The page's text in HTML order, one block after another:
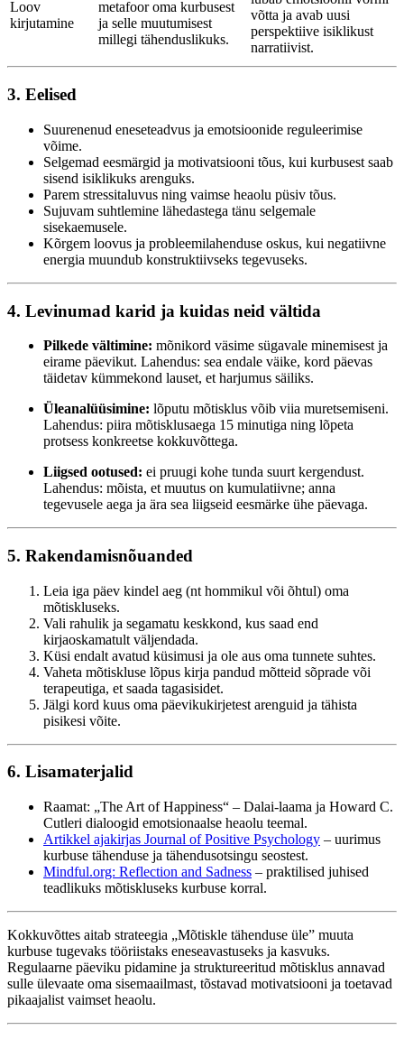
Loov
kirjutamine
metafoor oma kurbusest
ja selle muutumisest
millegi tähenduslikuks.
võtta ja avab uusi
perspektiive isiklikust
narratiivist.
3. Eelised
Suurenenud eneseteadvus ja emotsioonide reguleerimise
võime.
Selgemad eesmärgid ja motivatsiooni tõus, kui kurbusest saab
sisend isiklikuks arenguks.
Parem stressitaluvus ning vaimse heaolu püsiv tõus.
Sujuvam suhtlemine lähedastega tänu selgemale
sisekaemusele.
Kõrgem loovus ja probleemilahenduse oskus, kui negatiivne
energia muundub konstruktiivseks tegevuseks.
4. Levinumad karid ja kuidas neid vältida
Pilkede vältimine: mõnikord väsime sügavale minemisest ja
eirame päevikut. Lahendus: sea endale väike, kord päevas
täidetav kümmekond lauset, et harjumus säiliks.
Üleanalüüsimine: lõputu mõtisklus võib viia muretsemiseni.
Lahendus: piira mõtisklusaega 15 minutiga ning lõpeta
protsess konkreetse kokkuvõttega.
Liigsed ootused: ei pruugi kohe tunda suurt kergendust.
Lahendus: mõista, et muutus on kumulatiivne; anna
tegevusele aega ja ära sea liigseid eesmärke ühe päevaga.
5. Rakendamisnõuanded
Leia iga päev kindel aeg (nt hommikul või õhtul) oma
mõtiskluseks.
Vali rahulik ja segamatu keskkond, kus saad end
kirjaoskamatult väljendada.
Küsi endalt avatud küsimusi ja ole aus oma tunnete suhtes.
Vaheta mõtiskluse lõpus kirja pandud mõtteid sõprade või
terapeutiga, et saada tagasisidet.
Jälgi kord kuus oma päevikukirjetest arenguid ja tähista
pisikesi võite.
6. Lisamaterjalid
Raamat: „The Art of Happiness“ – Dalai-laama ja Howard C.
Cutleri dialoogid emotsionaalse heaolu teemal.
Artikkel ajakirjas Journal of Positive Psychology – uurimus
kurbuse tähenduse ja tähendusotsingu seostest.
Mindful.org: Reflection and Sadness – praktilised juhised
teadlikuks mõtiskluseks kurbuse korral.
Kokkuvõttes aitab strateegia „Mõtiskle tähenduse üle” muuta
kurbuse tugevaks tööriistaks eneseavastuseks ja kasvuks.
Regulaarne päeviku pidamine ja struktureeritud mõtisklus annavad
sulle ülevaate oma sisemaailmast, tõstavad motivatsiooni ja toetavad
pikaajalist vaimset heaolu.